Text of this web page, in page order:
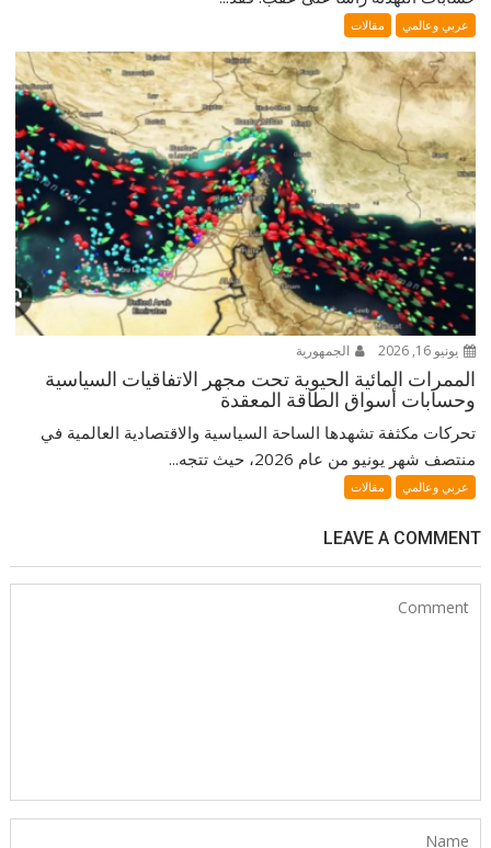
عربي وعالمي مقالات
يونيو 16, 2026 الجمهورية
الممرات المائية الحيوية تحت مجهر الاتفاقيات السياسية
وحسابات أسواق الطاقة المعقدة
تحركات مكثفة تشهدها الساحة السياسية والاقتصادية العالمية في
منتصف شهر يونيو من عام 2026، حيث تتجه...
عربي وعالمي مقالات
LEAVE A COMMENT